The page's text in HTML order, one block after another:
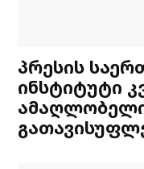
პრესის
ინსტიტუტი